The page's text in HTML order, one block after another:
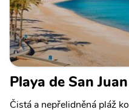
Playa de San Juan
Čistá a nepřelidněná pláž